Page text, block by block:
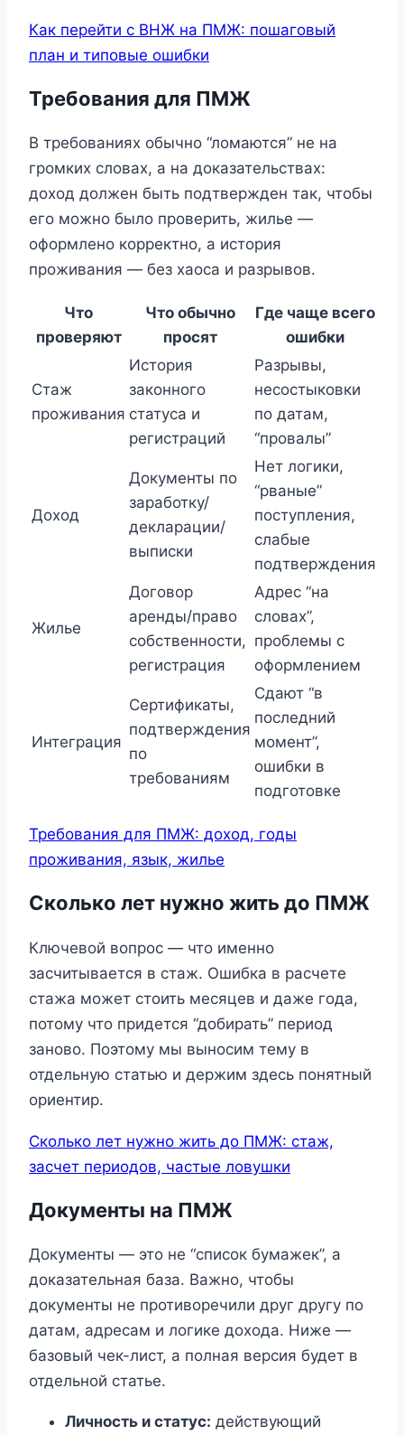
Как перейти с ВНЖ на ПМЖ: пошаговый
план и типовые ошибки
Требования для ПМЖ
В требованиях обычно “ломаются” не на
громких словах, а на доказательствах:
доход должен быть подтвержден так, чтобы
его можно было проверить, жилье —
оформлено корректно, а история
проживания — без хаоса и разрывов.
Что
проверяют
Что обычно
просят
Где чаще всего
ошибки
Стаж
проживания
История
законного
статуса и
регистраций
Разрывы,
несостыковки
по датам,
“провалы”
Доход
Документы по
заработку/
декларации/
выписки
Нет логики,
“рваные”
поступления,
слабые
подтверждения
Жилье
Договор
аренды/право
собственности,
регистрация
Адрес “на
словах”,
проблемы с
оформлением
Интеграция
Сертификаты,
подтверждения
по
требованиям
Сдают “в
последний
момент”,
ошибки в
подготовке
Требования для ПМЖ: доход, годы
проживания, язык, жилье
Сколько лет нужно жить до ПМЖ
Ключевой вопрос — что именно
засчитывается в стаж. Ошибка в расчете
стажа может стоить месяцев и даже года,
потому что придется “добирать” период
заново. Поэтому мы выносим тему в
отдельную статью и держим здесь понятный
ориентир.
Сколько лет нужно жить до ПМЖ: стаж,
засчет периодов, частые ловушки
Документы на ПМЖ
Документы — это не “список бумажек”, а
доказательная база. Важно, чтобы
документы не противоречили друг другу по
датам, адресам и логике дохода. Ниже —
базовый чек-лист, а полная версия будет в
отдельной статье.
Личность и статус: действующий